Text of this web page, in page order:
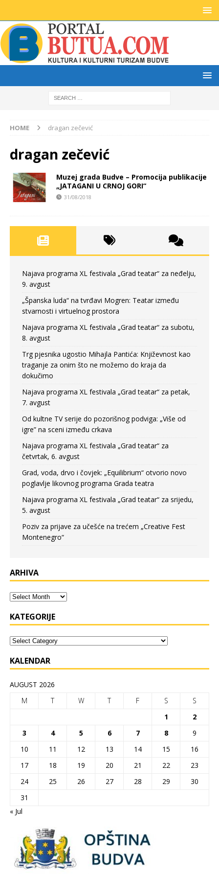
HOME dragan zečević
dragan zečević
Muzej grada Budve – Promocija publikacije
„JATAGANI U CRNOJ GORI“
31/08/2018
Najava programa XL festivala „Grad teatar“ za neđelju,
9. avgust
„Španska luda“ na tvrđavi Mogren: Teatar između
stvarnosti i virtuelnog prostora
Najava programa XL festivala „Grad teatar“ za subotu,
8. avgust
Trg pjesnika ugostio Mihajla Pantića: Književnost kao
traganje za onim što ne možemo do kraja da
dokučimo
Najava programa XL festivala „Grad teatar“ za petak,
7. avgust
Od kultne TV serije do pozorišnog podviga: „Više od
igre” na sceni između crkava
Najava programa XL festivala „Grad teatar“ za
četvrtak, 6. avgust
Grad, voda, drvo i čovjek: „Equilibrium“ otvorio novo
poglavlje likovnog programa Grada teatra
Najava programa XL festivala „Grad teatar“ za srijedu,
5. avgust
Poziv za prijave za učešće na trećem „Creative Fest
Montenegro“
ARHIVA
KATEGORIJE
KALENDAR
AUGUST 2026
M
T W T F S
S
1
2
3
4 5 6 7 8
9
10
11 12 13 14 15
16
17
18 19 20 21 22
23
24
25 26 27 28 29
30
31
« Jul